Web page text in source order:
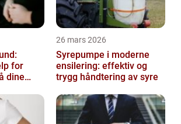
for
dine
26 mars 2026
Syrepumpe i moderne
ensilering: effektiv og
trygg håndtering av syre